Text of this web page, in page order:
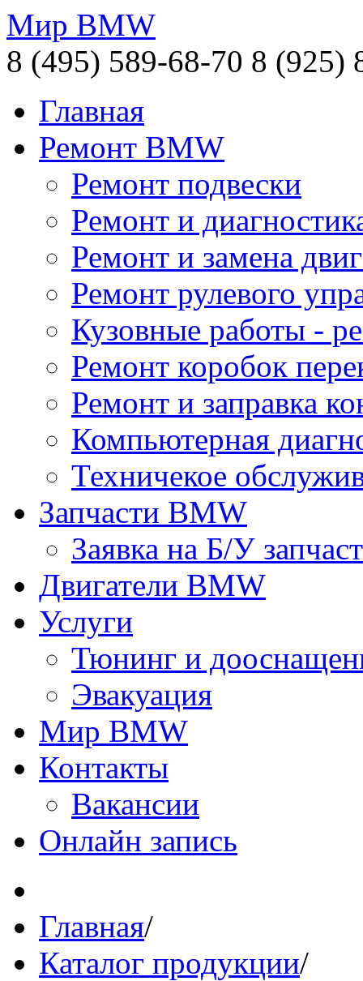
Мир BMW
8 (495) 589-68-70 8 (925)
Главная
Ремонт BMW
Ремонт подвески
Ремонт и
Ремонт и замена
Ремонт рулевого
Кузовные работы -
Ремонт коробок
Ремонт и заправка
Компьютерная
Техничекое
Запчасти BMW
Заявка на Б/У
Двигатели BMW
Услуги
Тюнинг и
Эвакуация
Мир BMW
Контакты
Вакансии
Онлайн запись
Главная/
Каталог продукции/